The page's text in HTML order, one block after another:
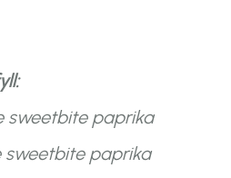
sweetbite paprika
sweetbite paprika